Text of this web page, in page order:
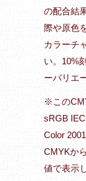
の配合結
際や原色
カラーチ
い。10%
ーバリエ
※この
sRGB
Color
CMYKか
値で表示